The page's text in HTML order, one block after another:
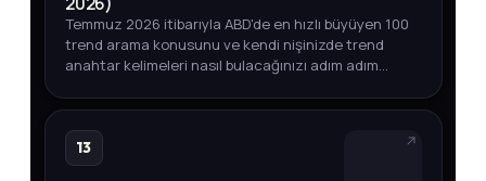
Temmuz 2026 itibarıyla ABD'de en hızlı büyüyen 100
trend arama konusunu ve kendi nişinizde trend
anahtar kelimeleri nasıl bulacağınızı adım adım
13